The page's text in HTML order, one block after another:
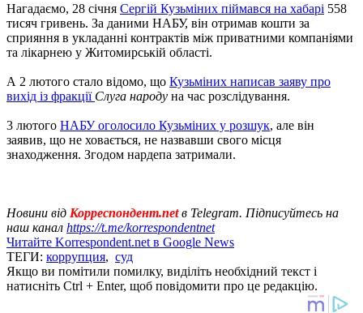
Нагадаємо, 28 січня Сергій Кузьміних піймався на хабарі 558
тисяч гривень. За даними НАБУ, він отримав кошти за
сприяння в укладанні контрактів між приватними компаніями
та лікарнею у Житомирській області.
А 2 лютого стало відомо, що Кузьміних написав заяву про
вихід із фракції Слуга народу на час розслідування.
3 лютого НАБУ оголосило Кузьміних у розшук, але він
заявив, що не ховається, не назвавши свого місця
знаходження. Згодом нардепа затримали.
Новини від Корреспондент.netв Telegram. Підписуйтесь на
наш канал https://t.me/korrespondentnet
Читайте Korrespondent.net в Google News
ТЕГИ: коррупция, суд
Якщо ви помітили помилку, виділіть необхідний текст і
натисніть Ctrl + Enter, щоб повідомити про це редакцію.